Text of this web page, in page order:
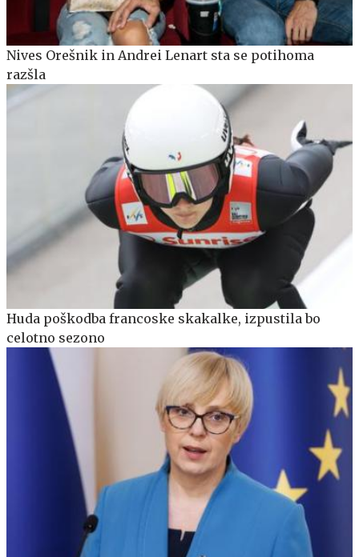
Nives Orešnik in Andrei Lenart sta se potihoma
razšla
Huda poškodba francoske skakalke, izpustila bo
celotno sezono